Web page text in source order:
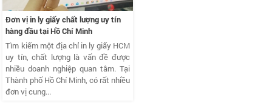
Đơn vị in ly giấy chất lượng uy tín
hàng đầu tại Hồ Chí Minh
Tìm kiếm một địa chỉ in ly giấy HCM
uy tín, chất lượng là vấn đề được
nhiều doanh nghiệp quan tâm. Tại
Thành phố Hồ Chí Minh, có rất nhiều
đơn vị cung...